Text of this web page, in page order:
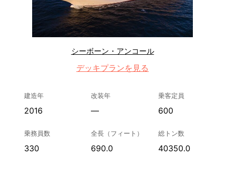
シーボーン・アンコール
デッキプランを見る
建造年
2016
改装年
—
乗客定員
600
乗務員数
330
全長（フィート）
690.0
総トン数
40350.0